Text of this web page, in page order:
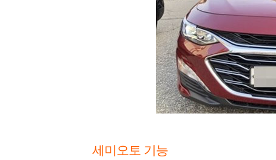
세미오토 기능